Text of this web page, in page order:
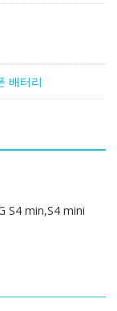
배터리
S4 min,S4 mini